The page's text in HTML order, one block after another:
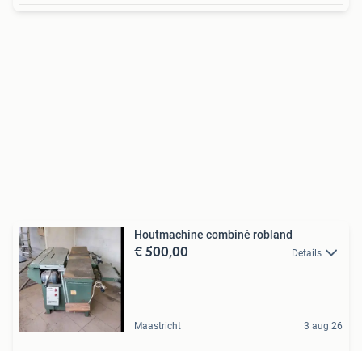
Houtmachine combiné robland
€ 500,00 Details
Maastricht 3 aug 26